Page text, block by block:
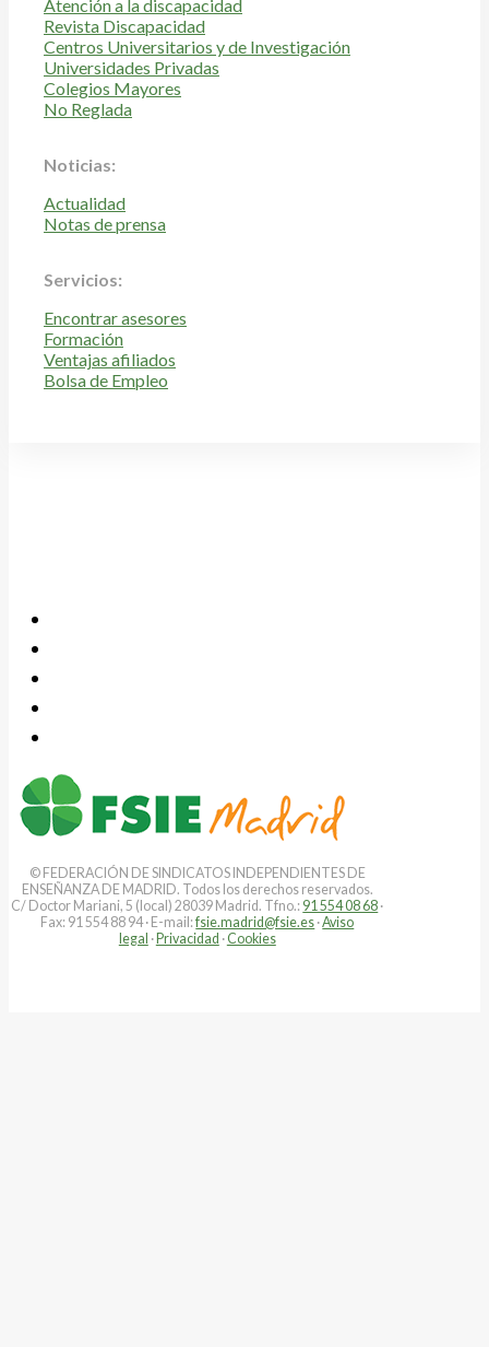
Atención a la discapacidad
Revista Discapacidad
Centros Universitarios y de Investigación
Universidades Privadas
Colegios Mayores
No Reglada
Noticias:
Actualidad
Notas de prensa
Servicios:
Encontrar asesores
Formación
Ventajas afiliados
Bolsa de Empleo
© FEDERACIÓN DE SINDICATOS INDEPENDIENTES DE
ENSEÑANZA DE MADRID. Todos los derechos reservados.
C/ Doctor Mariani, 5 (local) 28039 Madrid. Tfno.: 91 554 08 68 ·
Fax: 91 554 88 94 · E-mail:fsie.madrid@fsie.es ·Aviso
legal ·Privacidad · Cookies